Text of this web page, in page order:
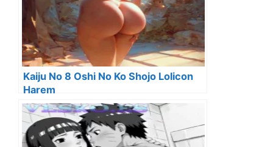
Kaiju No 8 Oshi No Ko Shojo Lolicon
Harem